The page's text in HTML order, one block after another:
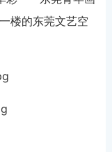
楼的东莞文艺空